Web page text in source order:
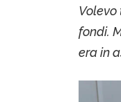
Volevo
fondi.
era in